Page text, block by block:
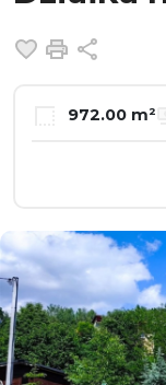
Dodaj do
Drukuj
972.00 m²